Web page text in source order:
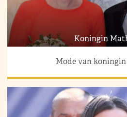
Koningin
Mode van